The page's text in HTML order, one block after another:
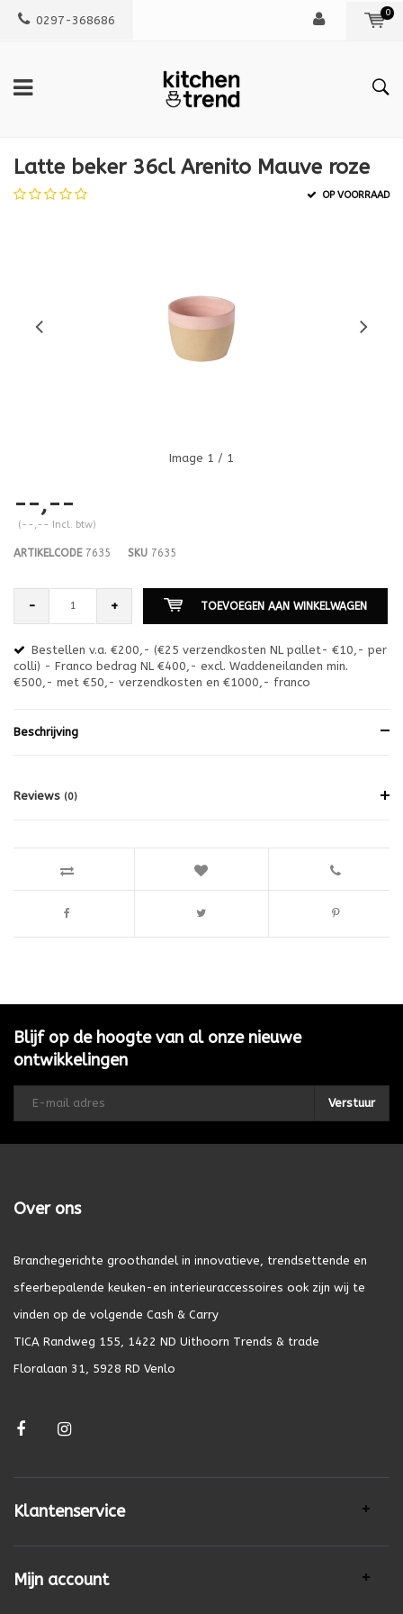
0297-368686
0
Latte beker 36cl Arenito Mauve roze
OP VOORRAAD
Image 1 / 1
--,--
(--,-- Incl. btw)
ARTIKELCODE7635 SKU 7635
- + TOEVOEGEN AAN WINKELWAGEN
Bestellen v.a. €200,- (€25 verzendkosten NL pallet- €10,- per
colli) - Franco bedrag NL €400,- excl. Waddeneilanden min.
€500,- met €50,- verzendkosten en €1000,- franco
Beschrijving
Reviews (0)
Blijf op de hoogte van al onze nieuwe
ontwikkelingen
Verstuur
Over ons
Branchegerichte groothandel in innovatieve, trendsettende en
sfeerbepalende keuken-en interieuraccessoires ook zijn wij te
vinden op de volgende Cash & Carry
TICA Randweg 155, 1422 ND Uithoorn Trends & trade
Floralaan 31, 5928 RD Venlo
Klantenservice
Mijn account